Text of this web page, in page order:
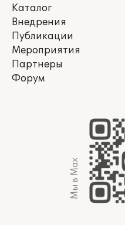
Каталог
Внедрения
Публикации
Мероприятия
Партнеры
Форум
Мы в Max